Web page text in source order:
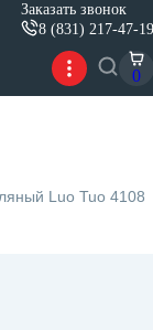
Заказать звонок
8 (831) 217-47-19
0
Luo Tuo 4108